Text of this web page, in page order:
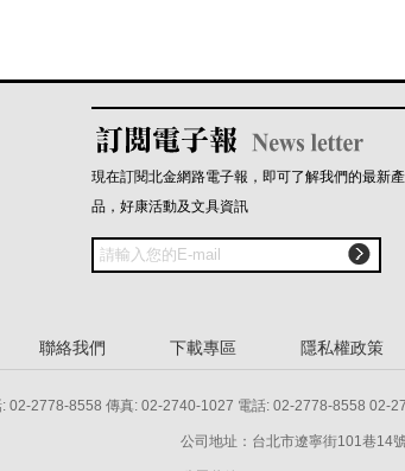
現在訂閱北金網路電子報，即可了解我們的最新產
品，好康活動及文具資訊

聯絡我們 下載專區 隱私權政策
02-2778-8558 傳真: 02-2740-1027 電話: 02-2778-8558
公司地址：台北市遼寧街101巷14